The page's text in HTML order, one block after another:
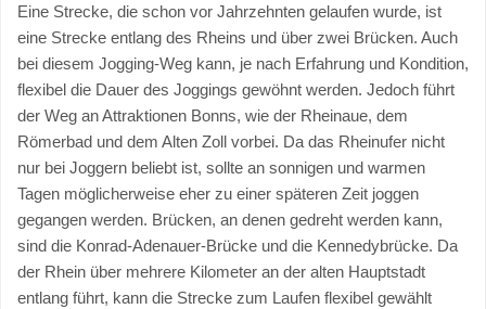
Eine Strecke, die schon vor Jahrzehnten gelaufen wurde, ist
eine Strecke entlang des Rheins und über zwei Brücken. Auch
bei diesem Jogging-Weg kann, je nach Erfahrung und Kondition,
flexibel die Dauer des Joggings gewöhnt werden. Jedoch führt
der Weg an Attraktionen Bonns, wie der Rheinaue, dem
Römerbad und dem Alten Zoll vorbei. Da das Rheinufer nicht
nur bei Joggern beliebt ist, sollte an sonnigen und warmen
Tagen möglicherweise eher zu einer späteren Zeit joggen
gegangen werden. Brücken, an denen gedreht werden kann,
sind die Konrad-Adenauer-Brücke und die Kennedybrücke. Da
der Rhein über mehrere Kilometer an der alten Hauptstadt
entlang führt, kann die Strecke zum Laufen flexibel gewählt